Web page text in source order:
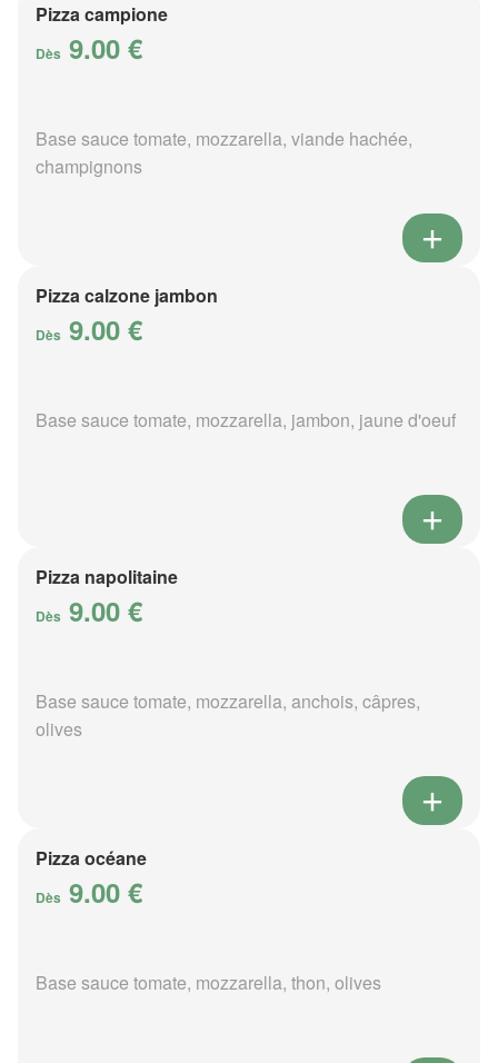
Pizza campione
Dès 9.00 €
Base sauce tomate, mozzarella, viande hachée,
champignons
Pizza calzone jambon
Dès 9.00 €
Base sauce tomate, mozzarella, jambon, jaune d'oeuf
Pizza napolitaine
Dès 9.00 €
Base sauce tomate, mozzarella, anchois, câpres,
olives
Pizza océane
Dès 9.00 €
Base sauce tomate, mozzarella, thon, olives